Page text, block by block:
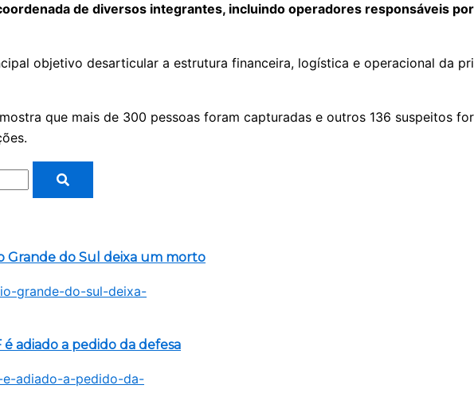
de diversos integrantes, incluindo operadores responsáveis
objetivo desarticular a estrutura financeira, logística e operacional da
que mais de 300 pessoas foram capturadas e outros 136 suspeitos
Grande do Sul deixa um morto
adiado a pedido da defesa